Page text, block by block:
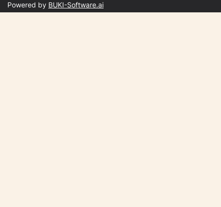
Powered by BUKI-Software.ai